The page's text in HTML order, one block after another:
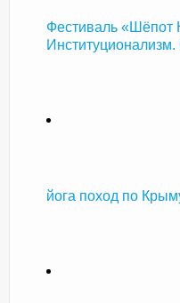
Фестиваль «Шёпот
йога поход по